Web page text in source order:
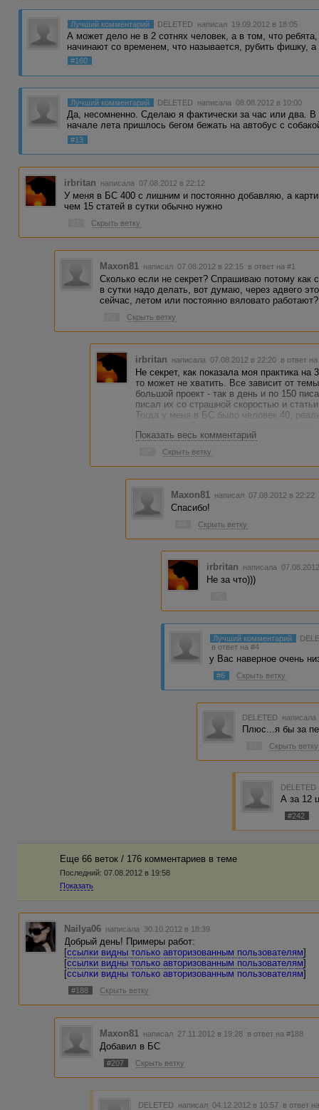
Лучший комментарий DELETED написал 19.09.2012 в 18:05
А может дело не в 2 сотнях человек, а в том, что
начинают со временем, что называется, рубить фишку,
#160
Лучший комментарий DELETED написала 08.08.2012 в 10:00
Да, несомненно. Сделаю я фактически за час или два.
начале лета пришлось бегом бежать на автобус с
#13
irbritan написала 07.08.2012 в 22:12
У меня в БС 400 с лишним и постоянно добавляю, а
чем 15 статей в сутки обычно нужно
Скрыть ветку
Maxon81 написал 07.08.2012 в 22:15 в ответ на #1
Сколько если не секрет? Спрашиваю потому как
в сутки надо делать, вот думаю, через адвего
сейчас, летом или постоянно вяловато работают?
Скрыть ветку
irbritan написала 07.08.2012 в 22:20 в ответ
Не секрет, как показала моя практика
то может не хватить. Все зависит от
большой проект - так в день и по 150
писал их со страшной скоростью и
Тогда у меня в БС было человек 40,
Показать весь комментарий
Скрыть ветку
Maxon81 написал 07.08.2012 в 22:22
Спасибо!
Скрыть ветку
irbritan написала
Не за что)))
Лучший комментарий
в ответ на #4
у Вас наверное очень
#6 Скрыть ветку
DELETED
Плюс...я бы за
Скрыть ветку
DELETED
А за 12
#242
Еще 66 веток / 176 комментариев в темe
Последний: 07.08.2012 в 19:58
Показать
Nailya06 написала 30.10.2012 в 18:39
Добрый день! Примеры работ:
[ссылки видны только авторизованным пользователям]
[ссылки видны только авторизованным пользователям]
[ссылки видны только авторизованным пользователям]
#188 Скрыть ветку
Maxon81 написал 27.11.2012 в 19:28 в ответ на #188
Добавил в БС
#207 Скрыть ветку
DELETED написал 04.12.2012 в 10:57 в ответ